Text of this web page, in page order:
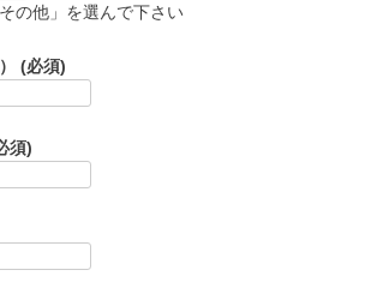
の他」を選んで下さい
(必須)
須)